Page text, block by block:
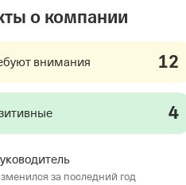
о компании
внимания 12
4
за последний год